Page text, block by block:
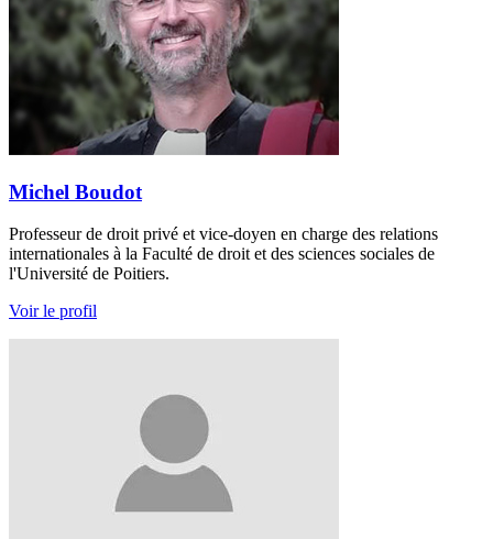
Michel Boudot
Professeur de droit privé et vice-doyen en charge des relations
internationales à la Faculté de droit et des sciences sociales de
l'Université de Poitiers.
Voir le profil